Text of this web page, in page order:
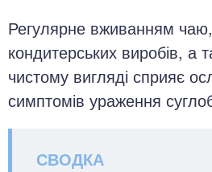
Регулярне вживанням
кондитерських виробів, а
чистому вигляді сприяє
симптомів ураження